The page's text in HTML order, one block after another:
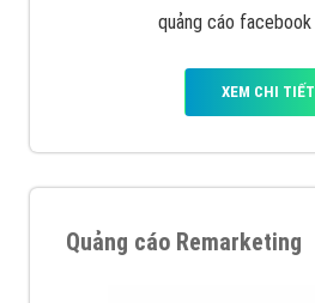
quảng cáo facebook
XEM CHI TIẾT
Quảng cáo Remarketing